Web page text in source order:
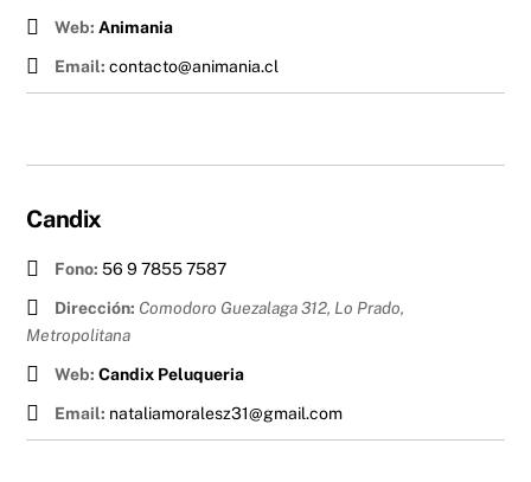
Web: Animania
Email: contacto@animania.cl
Candix
Fono: 56 9 7855 7587
Dirección: Comodoro Guezalaga 312, Lo Prado,
Metropolitana
Web: Candix Peluqueria
Email: nataliamoralesz31@gmail.com